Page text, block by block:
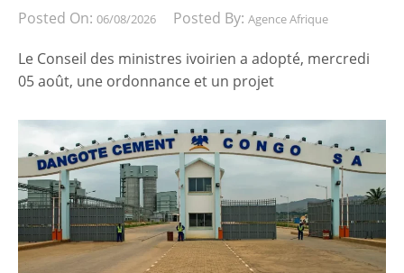
Posted On: 06/08/2026 Posted By: Agence Afrique
Le Conseil des ministres ivoirien a adopté, mercredi
05 août, une ordonnance et un projet